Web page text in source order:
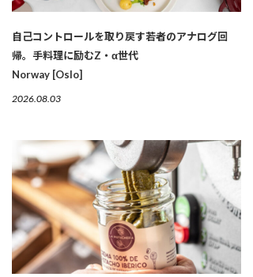
自己コントロールを取り戻す若者のアナログ回
帰。手料理に励むZ・α世代
Norway [Oslo]
2026.08.03